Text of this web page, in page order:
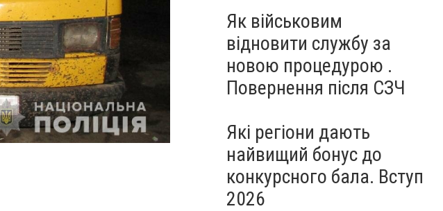
Як військовим
відновити службу за
новою процедурою .
Повернення після СЗЧ
Які регіони дають
найвищий бонус до
конкурсного бала. Вступ
2026